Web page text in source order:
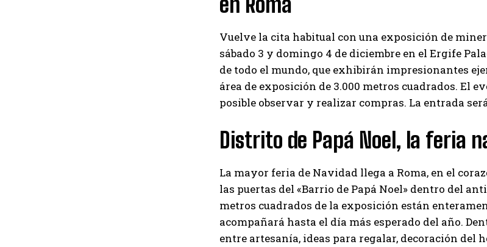
Vuelve la cita habitual con una exposición de
sábado 3 y domingo 4 de diciembre en el Ergife
de todo el mundo, que exhibirán impresionantes
área de exposición de 3.000 metros cuadrados. El
posible observar y realizar compras. La entrada
Distrito de Papá Noel, la feria
La mayor feria de Navidad llega a Roma, en el
las puertas del «Barrio de Papá Noel» dentro del
metros cuadrados de la exposición están
acompañará hasta el día más esperado del año.
entre artesanía, ideas para regalar, decoración del